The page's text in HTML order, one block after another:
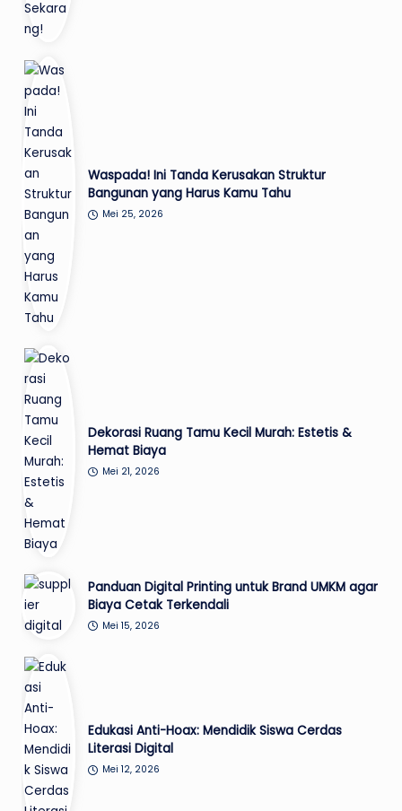
Waspada! Ini Tanda Kerusakan Struktur
Bangunan yang Harus Kamu Tahu
Mei 25, 2026
Dekorasi Ruang Tamu Kecil Murah: Estetis &
Hemat Biaya
Mei 21, 2026
Panduan Digital Printing untuk Brand UMKM agar
Biaya Cetak Terkendali
Mei 15, 2026
Edukasi Anti-Hoax: Mendidik Siswa Cerdas
Literasi Digital
Mei 12, 2026